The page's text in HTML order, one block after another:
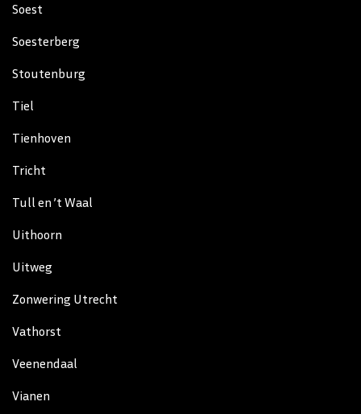
Soest
Soesterberg
Stoutenburg
Tiel
Tienhoven
Tricht
Tull en ’t Waal
Uithoorn
Uitweg
Zonwering Utrecht
Vathorst
Veenendaal
Vianen